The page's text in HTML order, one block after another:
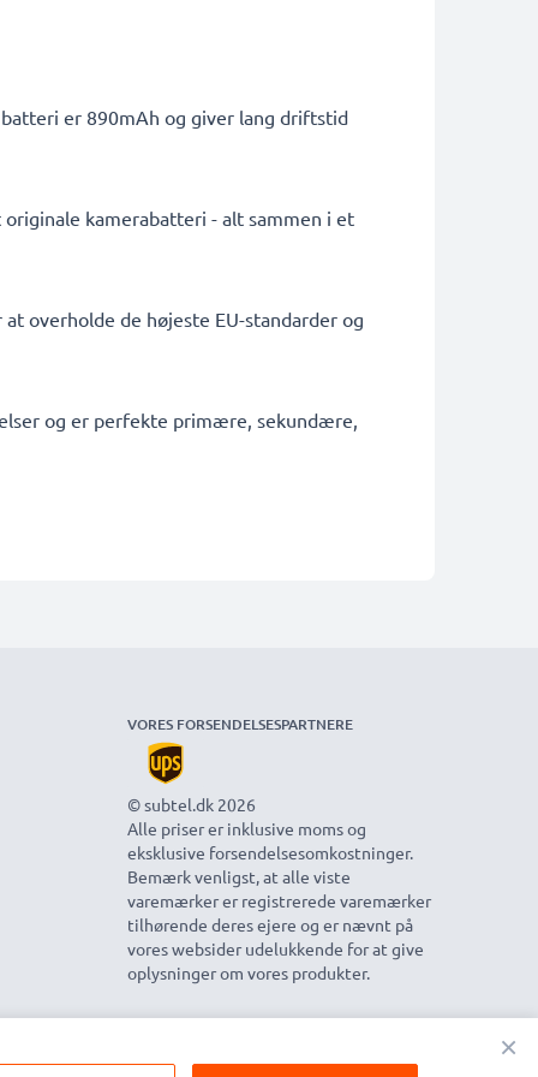
er 890mAh og giver lang driftstid
kamerabatteri - alt sammen i et
overholde de højeste EU-standarder og
og er perfekte primære, sekundære,
VORES FORSENDELSESPARTNERE
© subtel.dk 2026
Alle priser er inklusive moms og
eksklusive forsendelsesomkostninger.
Bemærk venligst, at alle viste
varemærker er registrerede varemærker
tilhørende deres ejere og er nævnt på
vores websider udelukkende for at give
oplysninger om vores produkter.
×